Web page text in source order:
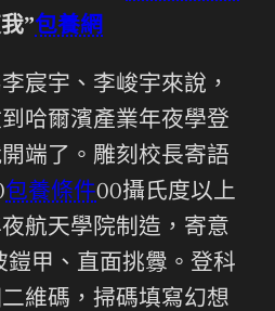
”包養網
宸宇、李峻宇來說，
哈爾濱產業年夜學登
端了。雕刻校長寄語
包養條件00攝氏度以上
航天學院制造，寄意
甲、直面挑釁。登科
維碼，掃碼填寫幻想